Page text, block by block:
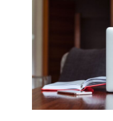
БЕЗ